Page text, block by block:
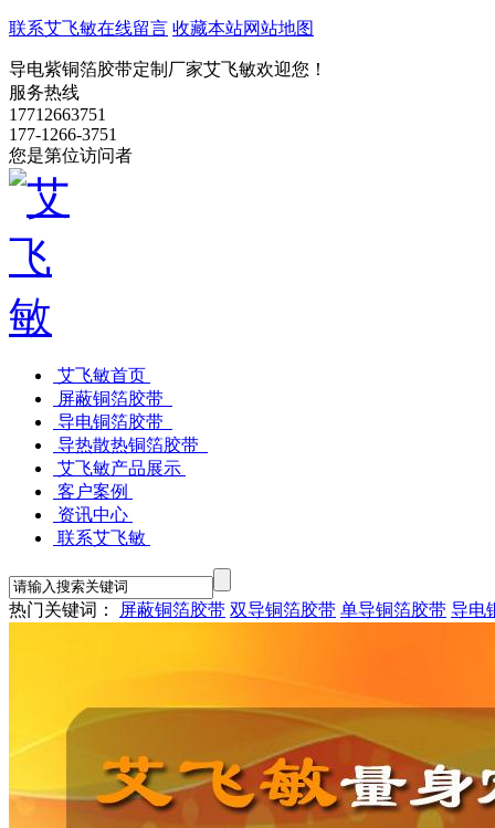
联系艾飞敏在线留言 收藏本站网站地图
导电紫铜箔胶带定制厂家艾飞敏欢迎您！
服务热线
17712663751
177-1266-3751
您是第位访问者
艾飞敏首页
屏蔽铜箔胶带
导电铜箔胶带
导热散热铜箔胶带
艾飞敏产品展示
客户案例
资讯中心
联系艾飞敏
热门关键词： 屏蔽铜箔胶带 双导铜箔胶带 单导铜箔胶带 导电